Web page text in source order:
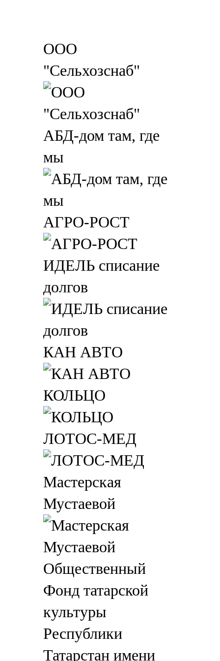
ООО
"Сельхозснаб"
АБД-дом там, где
мы
АГРО-РОСТ
ИДЕЛЬ списание
долгов
КАН АВТО
КОЛЬЦО
ЛОТОС-МЕД
Мастерская
Мустаевой
Общественный
Фонд татарской
культуры
Республики
Татарстан имени